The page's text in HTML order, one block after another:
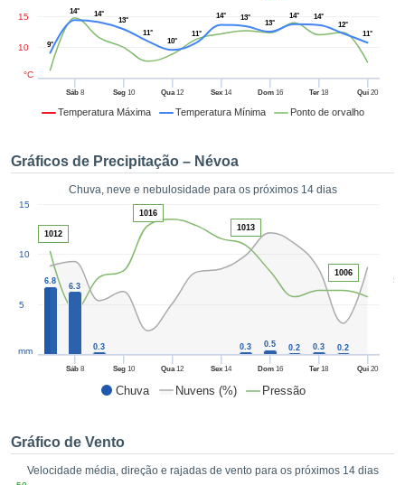
digital
ou
permite-
a nossa
fornecer-
de alta
sem
custo.
botão
todos os
no
como
um perfil
CONTINUAR
CONFIGURAÇÕES
Temperatura Máxima Temperatura Mínima Ponto de orvalho
Sáb8 Seg10 Qua12 Sex 14 Dom16 Ter 18 Qui 20
10
15
°C
9°
14° 14°
13°
11°
10°
11°
14° 13°
13°
14°
14°
12°
11°
Gráficos de Precipitação – Névoa
Chuva, neve e nebulosidade para os próximos 14 dias
Chuva Nuvens (%) Pressão
50
Sáb8 Seg10 Qua12 Sex 14 Dom16 Ter 18 Qui 20
5
10
15
mm
6.8
6.3
0.3 0.3 0.5 0.2 0.3 0.2
1012
1016
1013
1006
Gráfico de Vento
Velocidade média, direção e rajadas de vento para os próximos 14 dias